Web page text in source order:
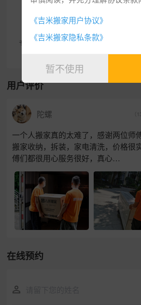
专业服务团队，严格培训
服
打分
用户评价
陀螺 （
一个人搬家真的太难了，感谢两位师
搬家收纳，拆装，家电清洗，价格很
傅们都很用心服务很好，真心…
在线预约
《吉米搬家用户协议》
《吉米搬家隐私条款》
暂不使用